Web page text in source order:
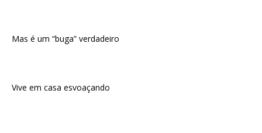
Mas é um “buga” verdadeiro
Vive em casa esvoaçando